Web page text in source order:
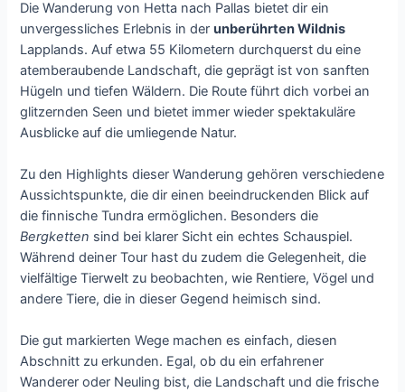
Die Wanderung von Hetta nach Pallas bietet dir ein
unvergessliches Erlebnis in derunberührten Wildnis
Lapplands. Auf etwa 55 Kilometern durchquerst du eine
atemberaubende Landschaft, die geprägt ist von sanften
Hügeln und tiefen Wäldern. Die Route führt dich vorbei an
glitzernden Seen und bietet immer wieder spektakuläre
Ausblicke auf die umliegende Natur.
Zu den Highlights dieser Wanderung gehören verschiedene
Aussichtspunkte, die dir einen beeindruckenden Blick auf
die finnische Tundra ermöglichen. Besonders die
Bergketten sind bei klarer Sicht ein echtes Schauspiel.
Während deiner Tour hast du zudem die Gelegenheit, die
vielfältige Tierwelt zu beobachten, wie Rentiere, Vögel und
andere Tiere, die in dieser Gegend heimisch sind.
Die gut markierten Wege machen es einfach, diesen
Abschnitt zu erkunden. Egal, ob du ein erfahrener
Wanderer oder Neuling bist, die Landschaft und die frische